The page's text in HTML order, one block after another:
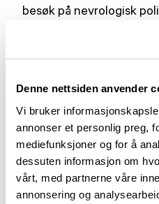
Denne nettsiden anvender
Vi bruker
annonser et personlig preg,
mediefunksjoner og for å
dessuten informasjon om
vårt, med partnerne våre
annonsering og
besøk på nevrologisk
Dersom du ønsker
du ta kontakt med
soejac@ous-hf.no
Lignende